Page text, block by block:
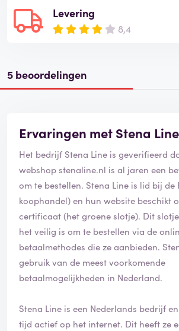
Levering
8,4
5 beoordelingen
Ervaringen met Stena Line
Het bedrijf Stena Line is geverifieerd
webshop stenaline.nl is al jaren een
om te bestellen. Stena Line is lid bij de
koophandel) en hun website beschikt
certificaat (het groene slotje). Dit
het veilig is om te bestellen via de
betaalmethodes die ze aanbieden.
gebruik van de meest voorkomende
betaalmogelijkheden in Nederland.
Stena Line is een Nederlands bedrijf
tijd actief op het internet. Dit heeft ze